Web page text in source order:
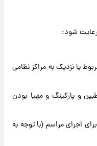
شود:
یا نزدیک به مراکز نظامی
و پارکینگ و مهیا بودن
اجرای مراسم (با توجه به